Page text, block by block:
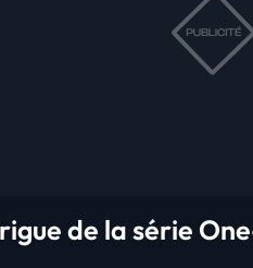
de la série